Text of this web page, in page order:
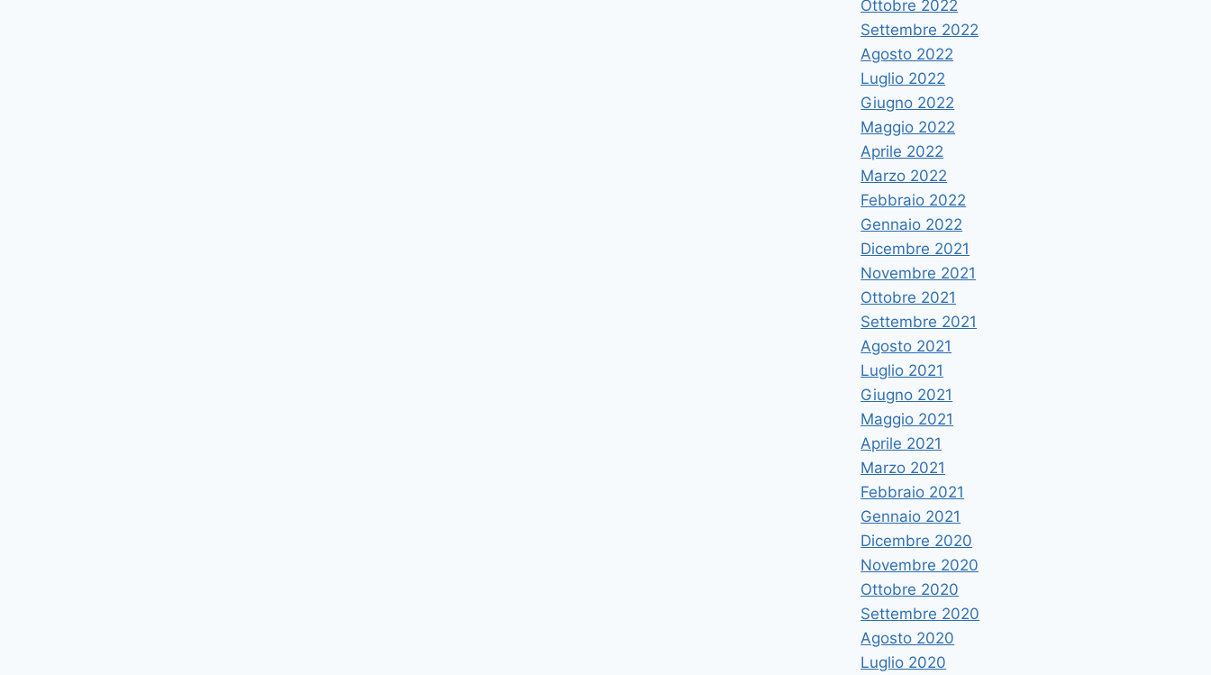
Ottobre 2022
Settembre 2022
Agosto 2022
Luglio 2022
Giugno 2022
Maggio 2022
Aprile 2022
Marzo 2022
Febbraio 2022
Gennaio 2022
Dicembre 2021
Novembre 2021
Ottobre 2021
Settembre 2021
Agosto 2021
Luglio 2021
Giugno 2021
Maggio 2021
Aprile 2021
Marzo 2021
Febbraio 2021
Gennaio 2021
Dicembre 2020
Novembre 2020
Ottobre 2020
Settembre 2020
Agosto 2020
Luglio 2020